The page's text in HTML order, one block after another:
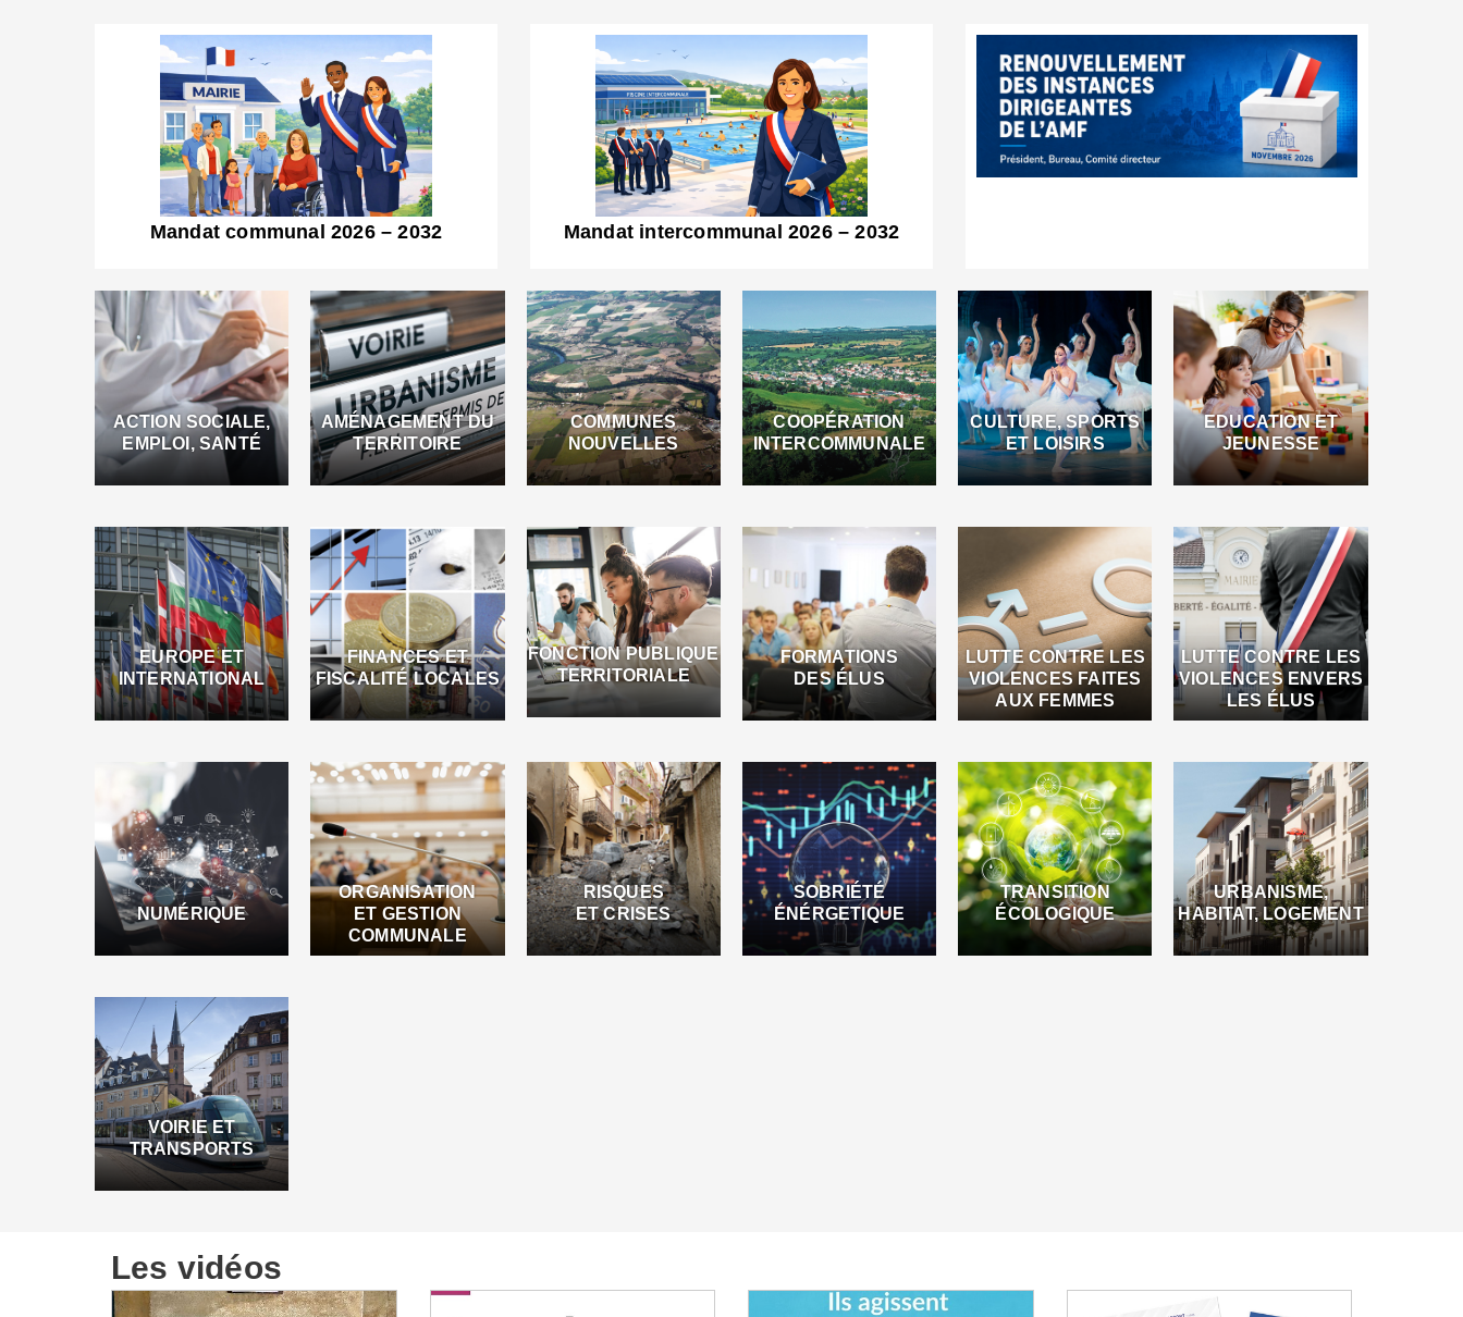
Mandat communal 2026 – 2032 Mandat intercommunal 2026 – 2032
ACTION SOCIALE,
EMPLOI, SANTÉ
AMÉNAGEMENT DU
TERRITOIRE
COMMUNES
NOUVELLES
COOPÉRATION
INTERCOMMUNALE
CULTURE, SPORTS
ET LOISIRS
EDUCATION ET
JEUNESSE
EUROPE ET
INTERNATIONAL
FINANCES ET
FISCALITÉ LOCALES
FONCTION PUBLIQUE
TERRITORIALE
FORMATIONS
DES ÉLUS
LUTTE CONTRE LES
VIOLENCES FAITES
AUX FEMMES
LUTTE CONTRE LES
VIOLENCES ENVERS
LES ÉLUS
NUMÉRIQUE
ORGANISATION
ET GESTION
COMMUNALE
RISQUES
ET CRISES
SOBRIÉTÉ
ÉNÉRGETIQUE
TRANSITION
ÉCOLOGIQUE
URBANISME,
HABITAT, LOGEMENT
VOIRIE ET
TRANSPORTS
Les vidéos